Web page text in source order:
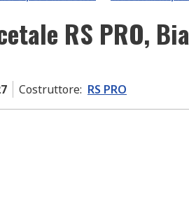
RS PRO,
Costruttore: RS PRO